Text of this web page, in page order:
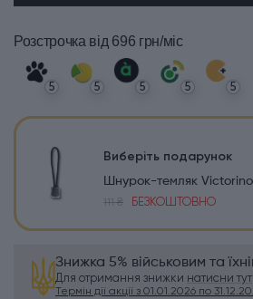
Розстрочка від 696 грн/міс
5 5 5 5 5
Виберіть подарунок
Шнурок-темляк
111 ₴
БЕЗКОШТОВНО
Знижка 5% військовим та
Для отримання знижки натисни тут
Термін дії акції з 01.01.2026 по